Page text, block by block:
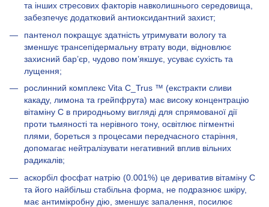
та інших стресових факторів навколишнього середовища,
забезпечує додатковий антиоксидантний захист;
пантенол покращує здатність утримувати вологу та
зменшує трансепідермальну втрату води, відновлює
захисний бар’єр, чудово пом’якшує, усуває сухість та
лущення;
рослинний комплекс Vita C_Trus ™ (екстракти сливи
какаду, лимона та грейпфрута) має високу концентрацію
вітаміну С в природньому вигляді для спрямованої дії
проти тьмяності та нерівного тону, освітлює пігментні
плями, бореться з процесами передчасного старіння,
допомагає нейтралізувати негативний вплив вільних
радикалів;
аскорбіл фосфат натрію (0.001%) це дериватив вітаміну С
та його найбільш стабільна форма, не подразнює шкіру,
має антимікробну дію, зменшує запалення, посилює